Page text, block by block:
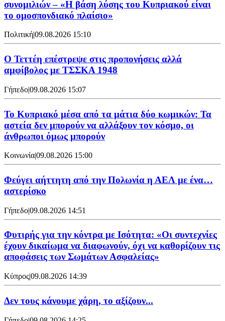
συνομιλιών – «Η βάση λύσης του Κυπριακού είναι
το ομοσπονδιακό πλαίσιο»
Πολιτική|09.08.2026 15:10
Ο Τεττέη επέστρεψε στις προπονήσεις αλλά
αμφίβολος με ΤΣΣΚΑ 1948
Γήπεδο|09.08.2026 15:07
Το Κυπριακό μέσα από τα μάτια δύο κωμικών: Τα
αστεία δεν μπορούν να αλλάξουν τον κόσμο, οι
άνθρωποι όμως μπορούν
Κοινωνία|09.08.2026 15:00
Φεύγει αήττητη από την Πολωνία η ΑΕΛ με ένα…
αστερίσκο
Γήπεδο|09.08.2026 14:51
Φυτιρής για την κόντρα με Ισότητα: «Οι συντεχνίες
έχουν δικαίωμα να διαφωνούν, όχι να καθορίζουν τις
αποφάσεις των Σωμάτων Ασφαλείας»
Κύπρος|09.08.2026 14:39
Δεν τους κάνουμε χάρη, το αξίζουν...